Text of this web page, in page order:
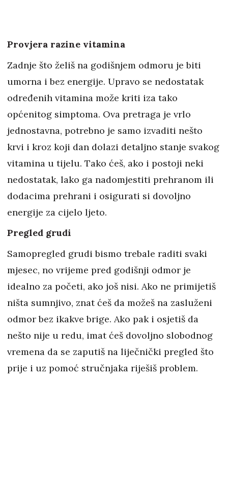
Provjera razine vitamina
Zadnje što želiš na godišnjem odmoru je biti
umorna i bez energije. Upravo se nedostatak
određenih vitamina može kriti iza tako
općenitog simptoma. Ova pretraga je vrlo
jednostavna, potrebno je samo izvaditi nešto
krvi i kroz koji dan dolazi detaljno stanje svakog
vitamina u tijelu. Tako ćeš, ako i postoji neki
nedostatak, lako ga nadomjestiti prehranom ili
dodacima prehrani i osigurati si dovoljno
energije za cijelo ljeto.
Pregled grudi
Samopregled grudi bismo trebale raditi svaki
mjesec, no vrijeme pred godišnji odmor je
idealno za početi, ako još nisi. Ako ne primijetiš
ništa sumnjivo, znat ćeš da možeš na zasluženi
odmor bez ikakve brige. Ako pak i osjetiš da
nešto nije u redu, imat ćeš dovoljno slobodnog
vremena da se zaputiš na liječnički pregled što
prije i uz pomoć stručnjaka riješiš problem.